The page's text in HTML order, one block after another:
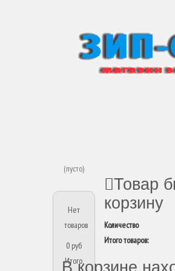
(пусто)
Нет
товаров
0 руб
Итого,
Товар
корзину
Количество
Итого товаров:
В корзине